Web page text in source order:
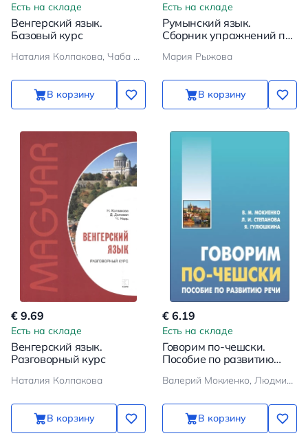
Есть на складе
Венгерский язык.
Базовый курс
Наталия Колпакова, Чаба Надь
В корзину
Есть на складе
Румынский язык.
Сборник упражнений по
Мария Рыжова
В корзину
€ 9.69
Есть на складе
Венгерский язык.
Разговорный курс
Наталия Колпакова
В корзину
€ 6.19
Есть на складе
Говорим по-чешски.
Пособие по развитию
Валерий Мокиенко, Людмила Степанова, Яна Гулюшкина
В корзину